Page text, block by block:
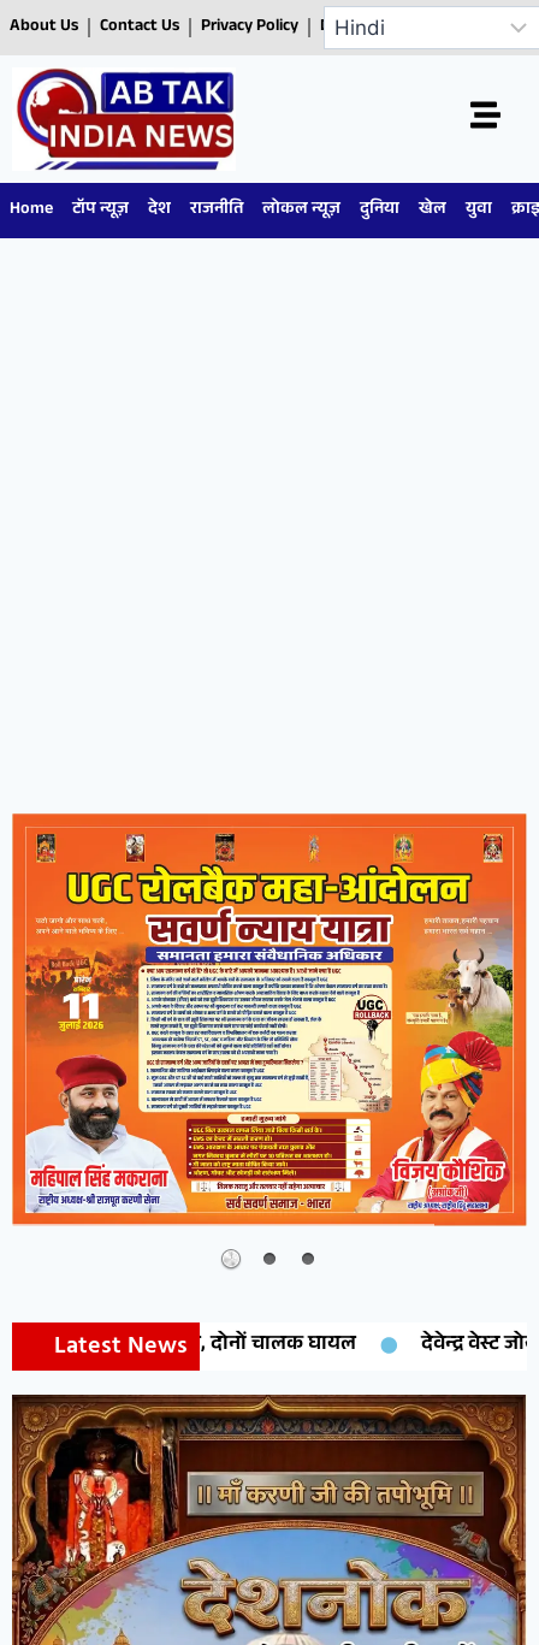
About Us Contact Us Privacy Policy Disclaimer
Home टॉप न्यूज़ देश राजनीति लोकल न्यूज़ दुनिया खेल युवा
Latest News देवेन्द्र वेस्ट जोन प्रेसीडेंट